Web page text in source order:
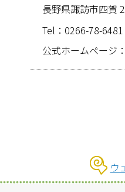
長野県諏訪市四賀
Tel：0266-­78-­6481
公式ホームページ：
ウ